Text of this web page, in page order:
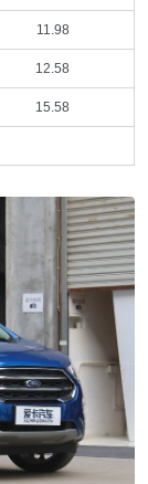
11.98
12.58
15.58